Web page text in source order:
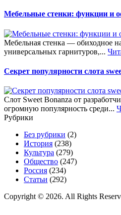
Мебельные стенки: функции и
Мебельная стенка — обиходное
универсальных гарнитуров,...
Секрет популярности слота
Слот Sweet Bonanza от
огромную популярность среди...
Рубрики
Без рубрики (2)
История (238)
Культура (279)
Общество (247)
Россия (234)
Статьи (292)
Copyright © 2026. All Rights